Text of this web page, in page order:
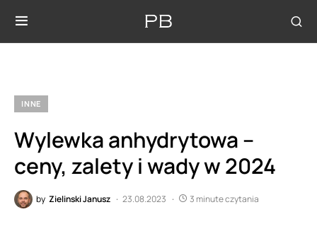
INNE
Wylewka anhydrytowa –
ceny, zalety i wady w 2024
by Zielinski Janusz 23.08.2023 3 minute czytania